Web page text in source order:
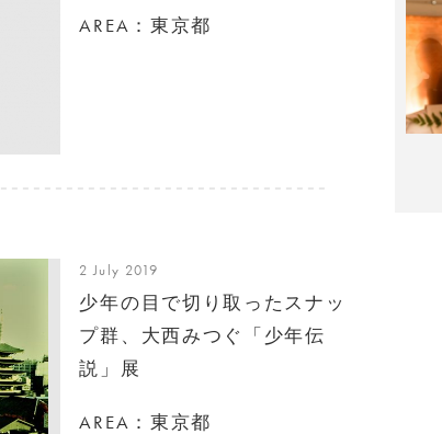
AREA：東京都
2 July 2019
少年の目で切り取ったスナッ
プ群、大西みつぐ「少年伝
説」展
AREA：東京都